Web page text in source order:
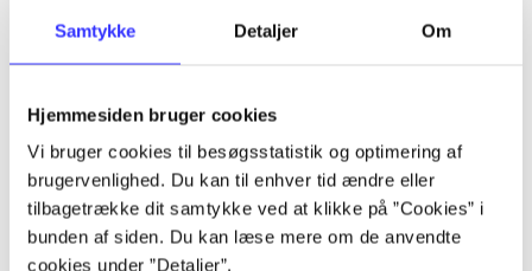
Samtykke Detaljer Om
Hjemmesiden bruger cookies
Vi bruger cookies til besøgsstatistik og optimering af
brugervenlighed. Du kan til enhver tid ændre eller
tilbagetrække dit samtykke ved at klikke på ”Cookies” i
bunden af siden. Du kan læse mere om de anvendte
cookies under ”Detaljer”.
Artikler
Alle registrerede artikler fordelt på udgivelser
...
...